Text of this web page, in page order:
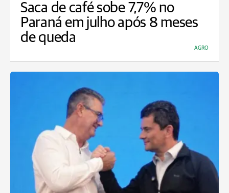
Saca de café sobe 7,7% no
Paraná em julho após 8 meses
de queda
AGRO